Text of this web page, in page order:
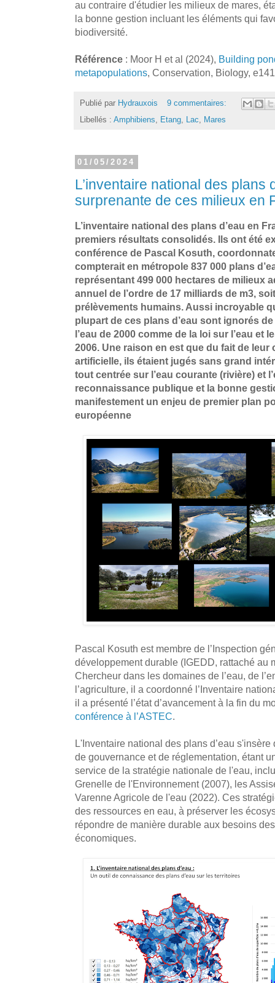
au contraire d'étudier les milieux de mares,
la bonne gestion incluant les éléments qui
biodiversité.
Référence : Moor H et al (2024), Building
metapopulations, Conservation, Biology,
Publié par Hydrauxois
9 commentaires:
Libellés : Amphibiens, Etang, Lac, Mares
01/05/2024
L’inventaire national des plans
surprenante de ces milieux en
L’inventaire national des plans d’eau en
premiers résultats consolidés. Ils ont été
conférence de Pascal Kosuth,
compterait en métropole 837 000 plans
représentant 499 000 hectares de milieux
annuel de l’ordre de 17 milliards de m3,
prélèvements humains. Aussi incroyable
plupart de ces plans d’eau sont ignorés
l’eau de 2000 comme de la loi sur l’eau et
2006. Une raison en est que du fait de leur
artificielle, ils étaient jugés sans grand
tout centrée sur l’eau courante (rivière) et
reconnaissance publique et la bonne
manifestement un enjeu de premier plan
européenne
Pascal Kosuth est membre de l’Inspection
développement durable (IGEDD, rattaché au
Chercheur dans les domaines de l’eau, de
l’agriculture, il a coordonné l’Inventaire
il a présenté l’état d’avancement à la fin du
conférence à l’ASTEC.
L'Inventaire national des plans d’eau
de gouvernance et de réglementation, étant
service de la stratégie nationale de l'eau,
Grenelle de l'Environnement (2007), les
Varenne Agricole de l'eau (2022). Ces
des ressources en eau, à préserver les
répondre de manière durable aux besoins
économiques.